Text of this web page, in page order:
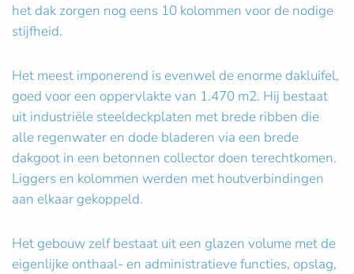
het dak zorgen nog eens 10 kolommen voor de nodige
stijfheid.
Het meest imponerend is evenwel de enorme dakluifel,
goed voor een oppervlakte van 1.470 m2. Hij bestaat
uit industriële steeldeckplaten met brede ribben die
alle regenwater en dode bladeren via een brede
dakgoot in een betonnen collector doen terechtkomen.
Liggers en kolommen werden met houtverbindingen
aan elkaar gekoppeld.
Het gebouw zelf bestaat uit een glazen volume met de
eigenlijke onthaal- en administratieve functies, opslag,